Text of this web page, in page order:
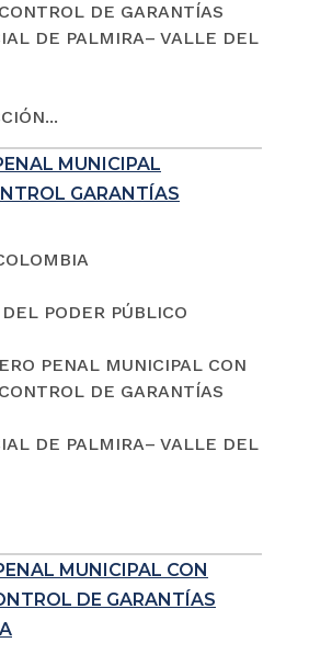
DE GARANTÍAS
DE PALMIRA– VALLE DEL
MUNICIPAL
GARANTÍAS
PODER PÚBLICO
PENAL MUNICIPAL CON
DE GARANTÍAS
DE PALMIRA– VALLE DEL
MUNICIPAL CON
DE GARANTÍAS